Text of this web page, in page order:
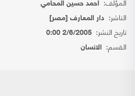
احمد حسين المحامي
الناشر: دار المعارف [مصر]
تاريخ النشر: 2/6/2005 0:00
القسم: الانسان